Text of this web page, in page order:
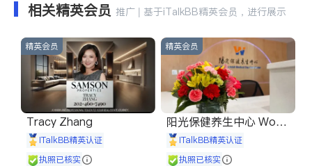
相关精英会员 推广 | 基于iTalkBB精英会员，进行展示
精英会员
Tracy Zhang
iTalkBB精英认证
执照已核实
精英会员
阳光保健养生中心 World
shine
iTalkBB精英认证
执照已核实